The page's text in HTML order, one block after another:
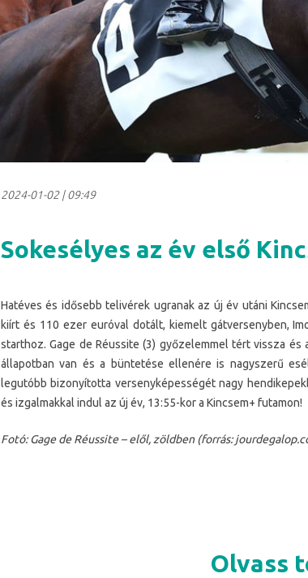
2024-01-02|09:49
Sokesélyes az év első
Hatéves és idősebb telivérek ugranak az új év utáni
kiírt és 110 ezer euróval dotált, kiemelt gátversenyben,
starthoz. Gage de Réussite (3) győzelemmel tért vissza
állapotban van és a büntetése ellenére is nagyszerű
legutóbb bizonyította versenyképességét nagy
és izgalmakkal indul az új év, 13:55-kor a Kincsem+ futamon!
Fotó: Gage de Réussite – elől, zöldben (forrás:
Olvass